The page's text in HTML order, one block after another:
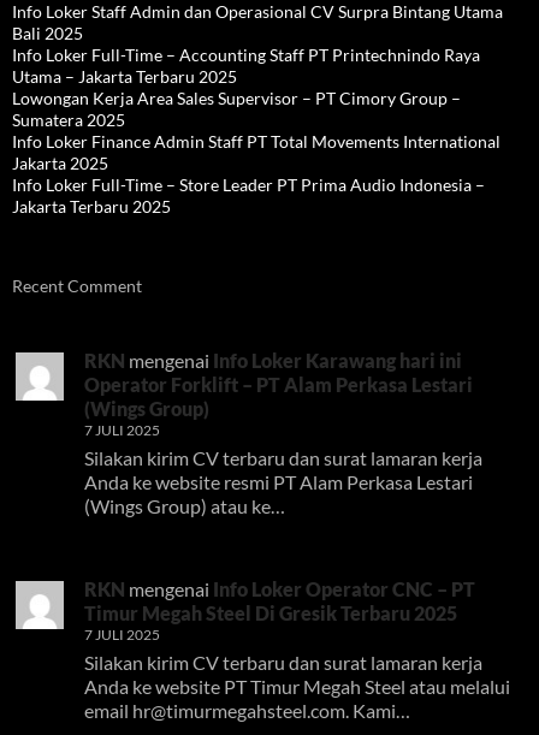
Info Loker Staff Admin dan Operasional CV Surpra Bintang Utama
Bali 2025
Info Loker Full-Time – Accounting Staff PT Printechnindo Raya
Utama – Jakarta Terbaru 2025
Lowongan Kerja Area Sales Supervisor – PT Cimory Group –
Sumatera 2025
Info Loker Finance Admin Staff PT Total Movements International
Jakarta 2025
Info Loker Full-Time – Store Leader PT Prima Audio Indonesia –
Jakarta Terbaru 2025
Recent Comment
RKN mengenai Info Loker Karawang hari ini
Operator Forklift – PT Alam Perkasa Lestari
(Wings Group)
7 JULI 2025
Silakan kirim CV terbaru dan surat lamaran kerja
Anda ke website resmi PT Alam Perkasa Lestari
(Wings Group) atau ke…
RKN mengenai Info Loker Operator CNC – PT
Timur Megah Steel Di Gresik Terbaru 2025
7 JULI 2025
Silakan kirim CV terbaru dan surat lamaran kerja
Anda ke website PT Timur Megah Steel atau melalui
email hr@timurmegahsteel.com. Kami…